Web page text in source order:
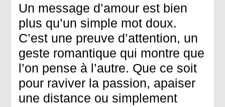
Un message d’amour est bien
plus qu’un simple mot doux.
C’est une preuve d’attention, un
geste romantique qui montre que
l’on pense à l’autre. Que ce soit
pour raviver la passion, apaiser
une distance ou simplement